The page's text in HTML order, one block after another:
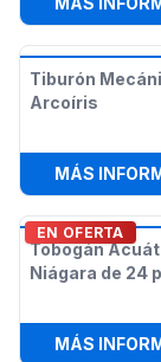
Tiburón
Arcoíris
MÁS
EN OFERTA
Tobogán
Niágara de 24
MÁS